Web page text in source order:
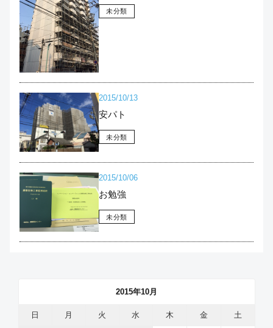
未分類
2015/10/13
安パト
未分類
2015/10/06
お勉強
未分類
2015年10月
日 月 火 水 木 金 土